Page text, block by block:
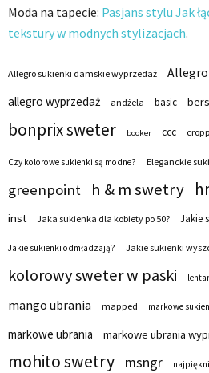
Moda na tapecie: Pasjans stylu Jak
tekstury w modnych stylizacjach.
Allegro sukienki damskie wyprzedaż
Allegro
allegro wyprzedaż
andżela basic
bonprix sweter booker ccc cropp
Czy kolorowe sukienki są modne? Eleganckie
greenpoint h & m swetry
inst Jaka sukienka dla kobiety po 50? Jakie
Jakie sukienki odmładzają? Jakie sukienki
kolorowy sweter w paski
mango ubrania mapped markowe
markowe ubrania markowe ubrania
mohito swetry msngr